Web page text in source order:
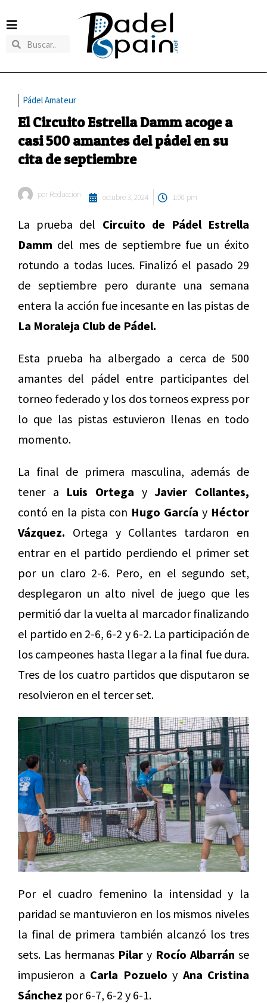
Pádel Amateur
El Circuito Estrella Damm acoge a
casi 500 amantes del pádel en su
cita de septiembre
por Redaccion octubre 3, 2024 1:00 pm
La prueba del Circuito de Pádel Estrella
Damm del mes de septiembre fue un éxito
rotundo a todas luces. Finalizó el pasado 29
de septiembre pero durante una semana
entera la acción fue incesante en las pistas de
La Moraleja Club de Pádel.
Esta prueba ha albergado a cerca de 500
amantes del pádel entre participantes del
torneo federado y los dos torneos express por
lo que las pistas estuvieron llenas en todo
momento.
La final de primera masculina, además de
tener a Luis Ortega yJavier Collantes,
contó en la pista con Hugo García y Héctor
Vázquez. Ortega y Collantes tardaron en
entrar en el partido perdiendo el primer set
por un claro 2-6. Pero, en el segundo set,
desplegaron un alto nivel de juego que les
permitió dar la vuelta al marcador finalizando
el partido en 2-6, 6-2 y 6-2. La participación de
los campeones hasta llegar a la final fue dura.
Tres de los cuatro partidos que disputaron se
resolvieron en el tercer set.
Por el cuadro femenino la intensidad y la
paridad se mantuvieron en los mismos niveles
la final de primera también alcanzó los tres
sets. Las hermanas Pilar y Rocío Albarrán se
impusieron a Carla Pozuelo y Ana Cristina
Sánchez por 6-7, 6-2 y 6-1.